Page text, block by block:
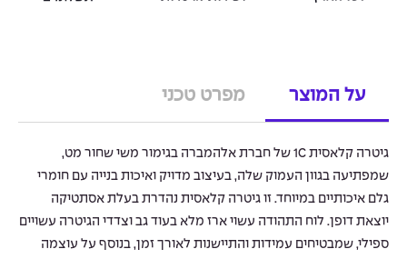
על המוצר מפרט טכני
גיטרה קלאסית 1C של חברת אלהמברה בגימור משי שחור מט,
שמפתיעה בגוון העמוק שלה, בעיצוב מדויק ואיכות בנייה עם חומרי
גלם איכותיים במיוחד. זו גיטרה קלאסית נהדרת בעלת אסתטיקה
יוצאת דופן. לוח התהודה עשוי ארז מלא בעוד גב וצדדי הגיטרה עשויים
ספילי, שמבטיחים עמידות והתיישנות לאורך זמן, בנוסף על עוצמה